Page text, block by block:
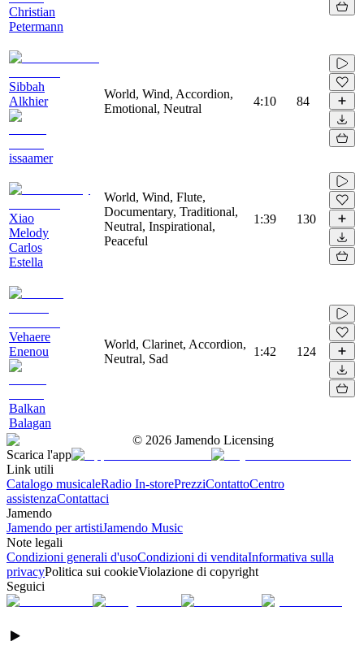
Christian
Petermann
Sibbah
Alkhier
issaamer
World, Wind, Accordion,
Emotional, Neutral
4:10 84
Xiao
Melody
Carlos
Estella
World, Wind, Flute,
Documentary, Traditional,
Neutral, Inspirational,
Peaceful
1:39 130
Vehaere
Enenou
Balkan
Balagan
World, Clarinet, Accordion,
Neutral, Sad
1:42 124
© 2026 Jamendo Licensing
Scarica l'app
Link utili
Catalogo musicaleRadio In-storePrezziContattoCentro
assistenzaContattaci
Jamendo
Jamendo per artistiJamendo Music
Note legali
Condizioni generali d'usoCondizioni di venditaInformativa sulla
privacyPolitica sui cookieViolazione di copyright
Seguici